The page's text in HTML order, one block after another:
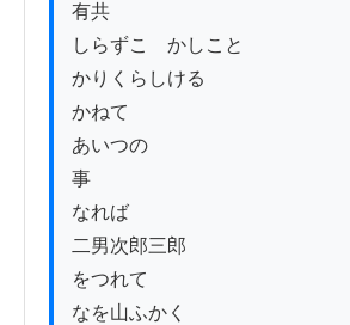
有共
しらずこゝかしこと
かりくらしける
かねて
あいつの
事
なれば
二男次郎三郎
をつれて
なを山ふかく